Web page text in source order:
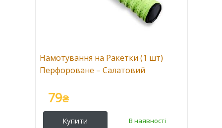
Намотування на Ракетки (1 шт)
Перфороване – Салатовий
79₴